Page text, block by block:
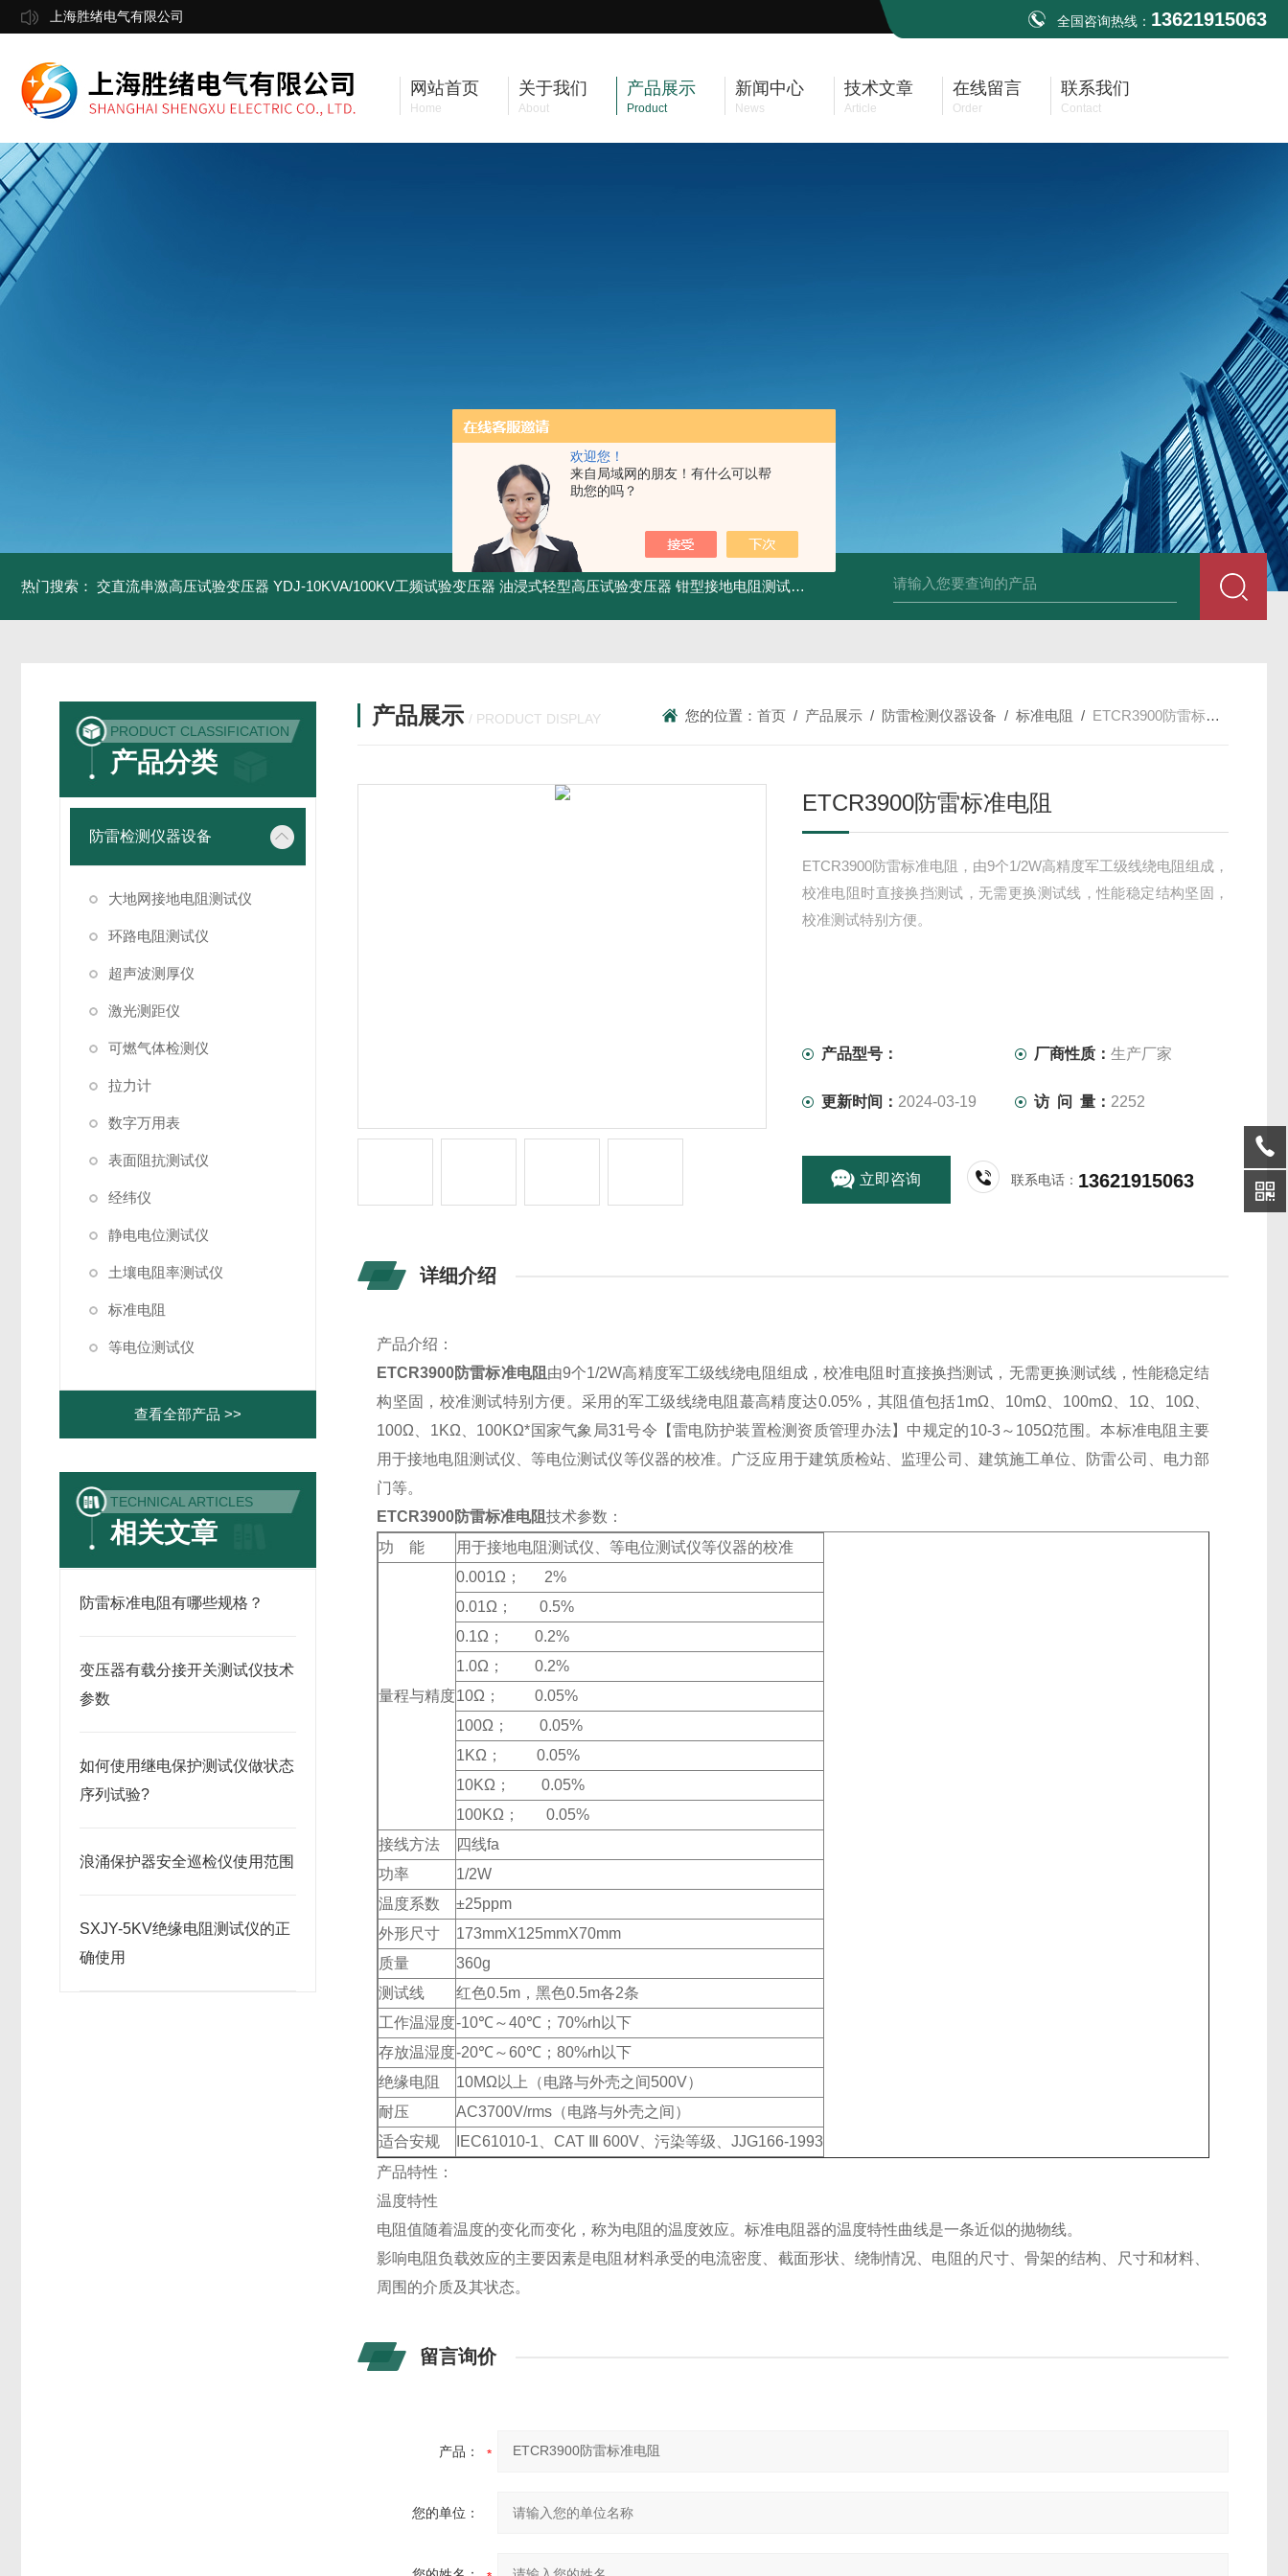
欢迎您！
来自局域网的朋友！有什么可以帮
助您的吗？
上海胜绪电气有限公司 全国咨询热线： 13621915063
网站首页
Home
关于我们
About
产品展示
Product
新闻中心
News
技术文章
Article
在线留言
Order
联系我们
Contact
热门搜索： 交直流串激高压试验变压器 YDJ-10KVA/100KV工频试验变压器 油浸式轻型高压试验变压器 钳型接地电阻测试仪 KDCR4400双钳相位伏安表 ML12A手持式相位伏安表 SMG2000E钳形相位
PRODUCT CLASSIFICATION
产品分类
防雷检测仪器设备
大地网接地电阻测试仪
环路电阻测试仪
超声波测厚仪
激光测距仪
可燃气体检测仪
拉力计
数字万用表
表面阻抗测试仪
经纬仪
静电电位测试仪
土壤电阻率测试仪
标准电阻
等电位测试仪
查看全部产品 >>
TECHNICAL ARTICLES
相关文章
防雷标准电阻有哪些规格？
变压器有载分接开关测试仪技术
参数
如何使用继电保护测试仪做状态
序列试验?
浪涌保护器安全巡检仪​使用范围
SXJY-5KV绝缘电阻测试仪的正
确使用
产品展示 / PRODUCT DISPLAY 您的位置：首页 / 产品展示 / 防雷检测仪器设备 /标准电阻 / ETCR3900防雷标准电阻
ETCR3900防雷标准电阻
ETCR3900防雷标准电阻，由9个1/2W高精度军工级线绕电阻组成，
校准电阻时直接换挡测试，无需更换测试线，性能稳定结构坚固，
校准测试特别方便。
产品型号： 厂商性质：生产厂家
更新时间： 2024-03-19 访 问 量： 2252
立即咨询 联系电话： 13621915063
详细介绍
产品介绍：
ETCR3900防雷标准电阻 由9个1/2W高精度军工级线绕电阻组成，校准电阻时直接换挡测试，无需更换测试线，性能稳定结
构坚固，校准测试特别方便。采用的军工级线绕电阻蕞高精度达0.05%，其阻值包括1mΩ、10mΩ、100mΩ、1Ω、10Ω、
100Ω、1KΩ、100KΩ*国家气象局31号令【雷电防护装置检测资质管理办法】中规定的10-3～105Ω范围。本标准电阻主要
用于接地电阻测试仪、等电位测试仪等仪器的校准。广泛应用于建筑质检站、监理公司、建筑施工单位、防雷公司、电力部
门等。
ETCR3900防雷标准电阻技术参数：
功 能
用于接地电阻测试仪、等电位测试仪等仪器的校准
量程与精度
0.001Ω； 2%
0.01Ω； 0.5%
0.1Ω； 0.2%
1.0Ω； 0.2%
10Ω； 0.05%
100Ω； 0.05%
1KΩ； 0.05%
10KΩ； 0.05%
100KΩ； 0.05%
接线方法
四线fa
功率
1/2W
温度系数
±25ppm
外形尺寸
173mmX125mmX70mm
质量
360g
测试线
红色0.5m，黑色0.5m各2条
工作温湿度-10℃～40℃；70%rh以下
存放温湿度-20℃～60℃；80%rh以下
绝缘电阻
10MΩ以上（电路与外壳之间500V）
耐压
AC3700V/rms（电路与外壳之间）
适合安规
IEC61010-1、CAT Ⅲ 600V、污染等级、JJG166-1993
产品特性：
温度特性
电阻值随着温度的变化而变化，称为电阻的温度效应。标准电阻器的温度特性曲线是一条近似的抛物线。
影响电阻负载效应的主要因素是电阻材料承受的电流密度、截面形状、绕制情况、电阻的尺寸、骨架的结构、尺寸和材料、
周围的介质及其状态。
留言询价
产品：
您的单位：